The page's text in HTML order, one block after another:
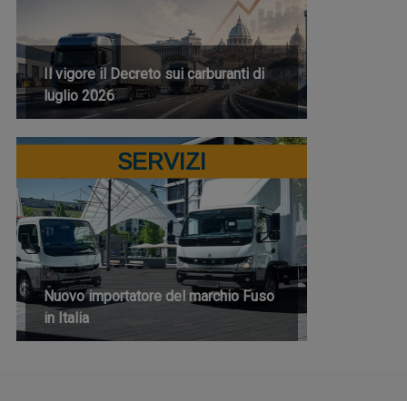
Il vigore il Decreto sui carburanti di
luglio 2026
SERVIZI
Nuovo importatore del marchio Fuso
in Italia